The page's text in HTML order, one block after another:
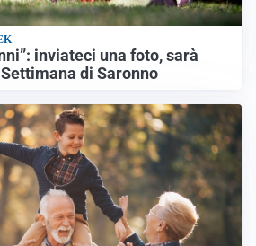
inviateci una foto, sarà
di Saronno